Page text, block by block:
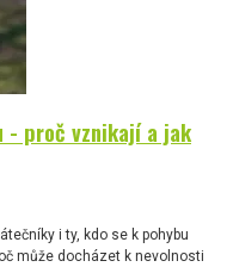
- proč vznikají a jak
i ty, kdo se k pohybu
může docházet k nevolnosti